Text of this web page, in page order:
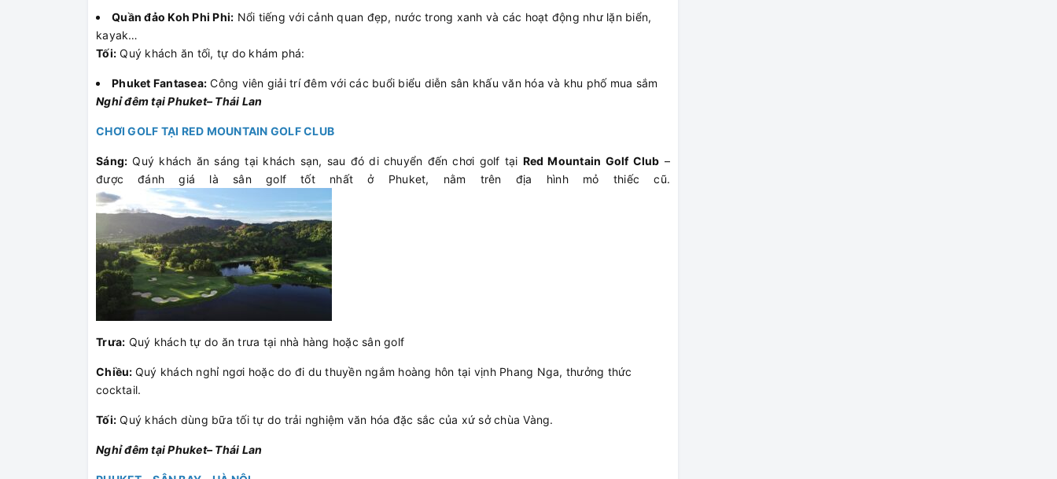
Quần đảo Koh Phi Phi: Nổi tiếng với cảnh quan đẹp, nước trong xanh và các hoạt động như lặn biển,
kayak…
Tối: Quý khách ăn tối, tự do khám phá:
Phuket Fantasea: Công viên giải trí đêm với các buổi biểu diễn sân khấu văn hóa và khu phố mua sắm
Nghỉ đêm tại Phuket– Thái Lan
CHƠI GOLF TẠI RED MOUNTAIN GOLF CLUB
Sáng: Quý khách ăn sáng tại khách sạn, sau đó di chuyển đến chơi golf tại Red Mountain Golf Club –
được đánh giá là sân golf tốt nhất ở Phuket, nằm trên địa hình mỏ thiếc cũ.
Trưa: Quý khách tự do ăn trưa tại nhà hàng hoặc sân golf
Chiều: Quý khách nghỉ ngơi hoặc do đi du thuyền ngắm hoàng hôn tại vịnh Phang Nga, thưởng thức
cocktail.
Tối: Quý khách dùng bữa tối tự do trải nghiệm văn hóa đặc sắc của xứ sở chùa Vàng.
Nghỉ đêm tại Phuket– Thái Lan